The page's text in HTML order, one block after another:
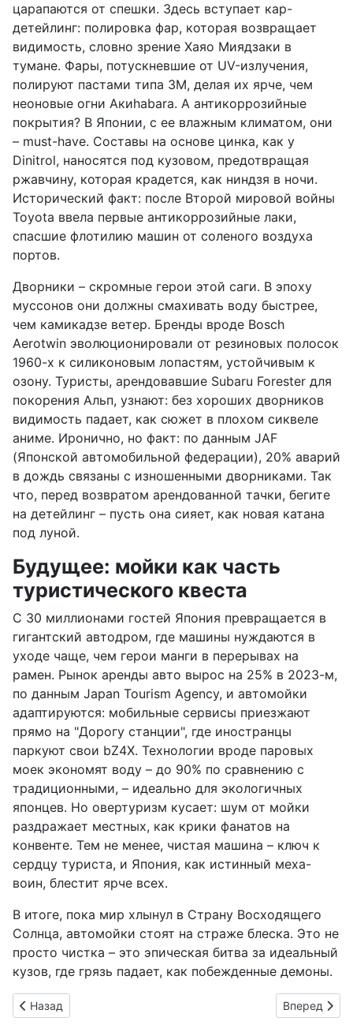
царапаются от спешки. Здесь вступает кар-
детейлинг: полировка фар, которая возвращает
видимость, словно зрение Хаяо Миядзаки в
тумане. Фары, потускневшие от UV-излучения,
полируют пастами типа 3M, делая их ярче, чем
неоновые огни Акиhabara. А антикоррозийные
покрытия? В Японии, с ее влажным климатом, они
– must-have. Составы на основе цинка, как у
Dinitrol, наносятся под кузовом, предотвращая
ржавчину, которая крадется, как ниндзя в ночи.
Исторический факт: после Второй мировой войны
Toyota ввела первые антикоррозийные лаки,
спасшие флотилию машин от соленого воздуха
портов.
Дворники – скромные герои этой саги. В эпоху
муссонов они должны смахивать воду быстрее,
чем камикадзе ветер. Бренды вроде Bosch
Aerotwin эволюционировали от резиновых полосок
1960-х к силиконовым лопастям, устойчивым к
озону. Туристы, арендовавшие Subaru Forester для
покорения Альп, узнают: без хороших дворников
видимость падает, как сюжет в плохом сиквеле
аниме. Иронично, но факт: по данным JAF
(Японской автомобильной федерации), 20% аварий
в дождь связаны с изношенными дворниками. Так
что, перед возвратом арендованной тачки, бегите
на детейлинг – пусть она сияет, как новая катана
под луной.
Будущее: мойки как часть
туристического квеста
С 30 миллионами гостей Япония превращается в
гигантский автодром, где машины нуждаются в
уходе чаще, чем герои манги в перерывах на
рамен. Рынок аренды авто вырос на 25% в 2023-м,
по данным Japan Tourism Agency, и автомойки
адаптируются: мобильные сервисы приезжают
прямо на "Дорогу станции", где иностранцы
паркуют свои bZ4X. Технологии вроде паровых
моек экономят воду – до 90% по сравнению с
традиционными, – идеально для экологичных
японцев. Но овертуризм кусает: шум от мойки
раздражает местных, как крики фанатов на
конвенте. Тем не менее, чистая машина – ключ к
сердцу туриста, и Япония, как истинный меха-
воин, блестит ярче всех.
В итоге, пока мир хлынул в Страну Восходящего
Солнца, автомойки стоят на страже блеска. Это не
просто чистка – это эпическая битва за идеальный
кузов, где грязь падает, как побежденные демоны.
Предыдущий: Mitsubishi бьет в цель дизайна: Destinator,
Назад Следующий:
Вперед